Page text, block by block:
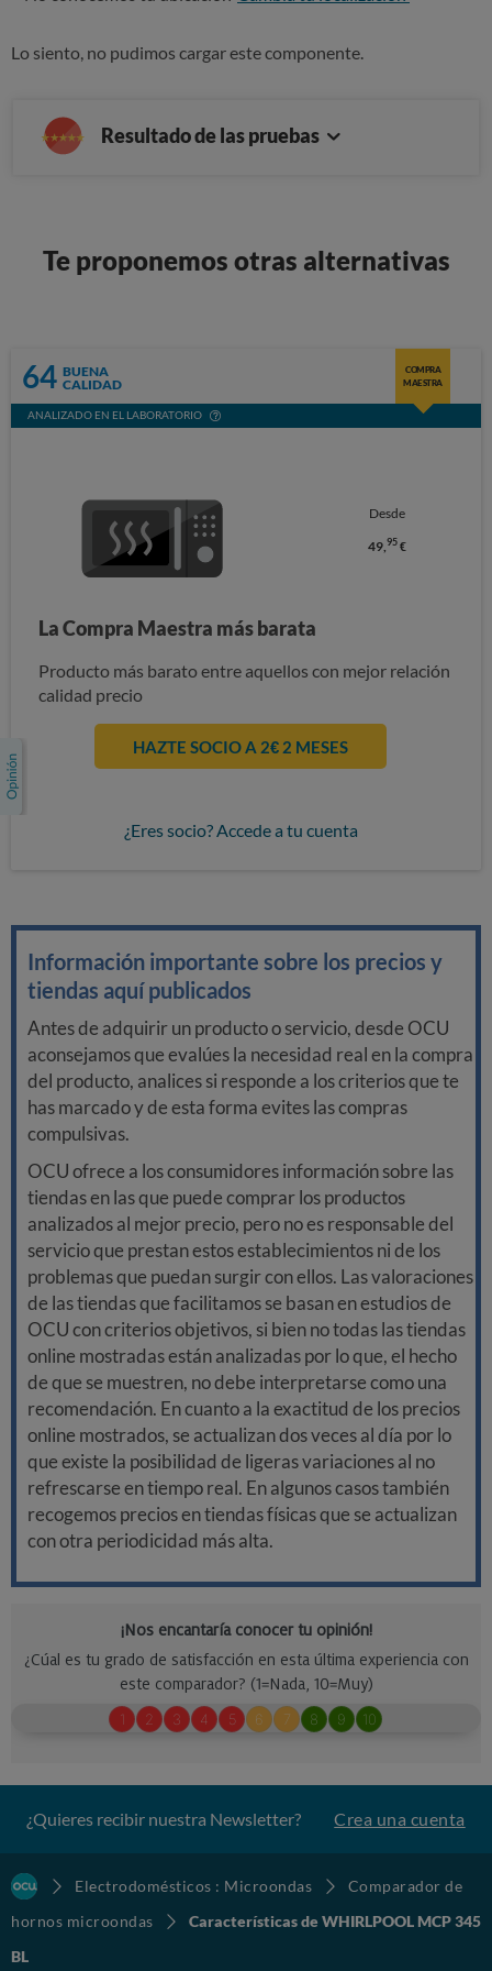
Lo siento, no pudimos cargar este componente.
Resultado de las pruebas
Te proponemos otras alternativas
64 BUENA
CALIDAD
COMPRA
MAESTRA
ANALIZADO EN EL LABORATORIO
Desde
49, 95€
La Compra Maestra más barata
Producto más barato entre aquellos con mejor relación
calidad precio
HAZTE SOCIO A 2€ 2 MESES
¿Eres socio? Accede a tu cuenta
Información importante sobre los precios y
tiendas aquí publicados
Antes de adquirir un producto o servicio, desde OCU
aconsejamos que evalúes la necesidad real en la compra
del producto, analices si responde a los criterios que te
has marcado y de esta forma evites las compras
compulsivas.
OCU ofrece a los consumidores información sobre las
tiendas en las que puede comprar los productos
analizados al mejor precio, pero no es responsable del
servicio que prestan estos establecimientos ni de los
problemas que puedan surgir con ellos. Las valoraciones
de las tiendas que facilitamos se basan en estudios de
OCU con criterios objetivos, si bien no todas las tiendas
online mostradas están analizadas por lo que, el hecho
de que se muestren, no debe interpretarse como una
recomendación. En cuanto a la exactitud de los precios
online mostrados, se actualizan dos veces al día por lo
que existe la posibilidad de ligeras variaciones al no
refrescarse en tiempo real. En algunos casos también
recogemos precios en tiendas físicas que se actualizan
con otra periodicidad más alta.
¿Quieres recibir nuestra Newsletter? Crea una cuenta
Electrodomésticos : Microondas
Comparador de
hornos microondas
Características de WHIRLPOOL MCP 345
BL